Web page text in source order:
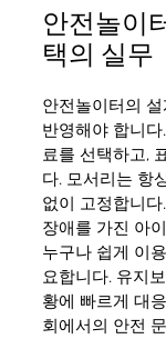
안전놀이
택의 실무
안전놀이터의
반영해야 합니
료를 선택하고,
다. 모서리는 항
없이 고정합니
장애를 가진 아
누구나 쉽게 이
요합니다. 유지
황에 빠르게 대
회에서의 안전